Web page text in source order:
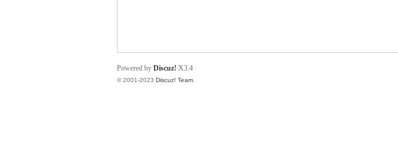
Powered by Discuz! X3.4
© 2001-2023 Discuz! Team